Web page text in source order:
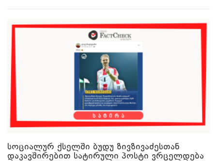
სოციალურ ქსელში ბუდუ ზივზივაძესთან
დაკავშირებით სატირული პოსტი ვრცელდება